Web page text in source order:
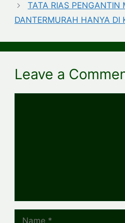
TATA RIAS PENGANTIN
DANTERMURAH HANYA
Leave a
Name